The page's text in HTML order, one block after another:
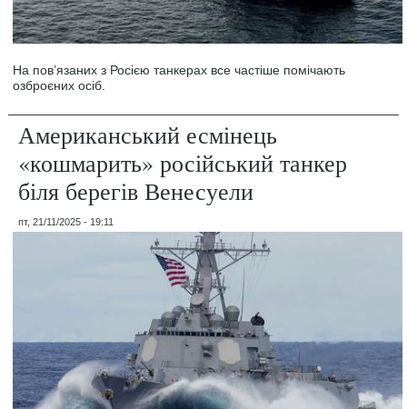
На пов’язаних з Росією танкерах все частіше помічають
озброєних осіб.
Американський есмінець
«кошмарить» російський танкер
біля берегів Венесуели
пт, 21/11/2025 - 19:11